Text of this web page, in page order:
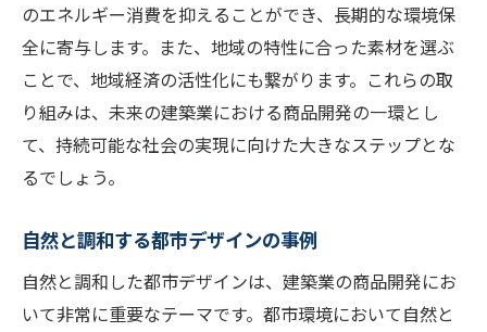
のエネルギー消費を抑えることができ、長期的な環境保
全に寄与します。また、地域の特性に合った素材を選ぶ
ことで、地域経済の活性化にも繋がります。これらの取
り組みは、未来の建築業における商品開発の一環とし
て、持続可能な社会の実現に向けた大きなステップとな
るでしょう。
自然と調和する都市デザインの事例
自然と調和した都市デザインは、建築業の商品開発にお
いて非常に重要なテーマです。都市環境において自然と